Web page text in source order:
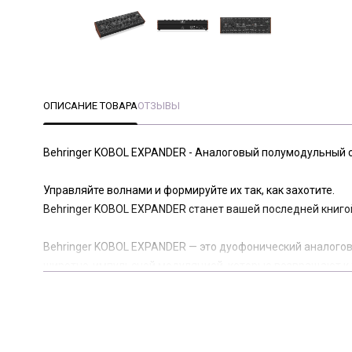
ОПИСАНИЕ ТОВАРАОТЗЫВЫ
Behringer KOBOL EXPANDER - Аналоговый
Управляйте волнами и формируйте их так, как захотите.
Behringer KOBOL EXPANDER станет вашей последней
Behringer KOBOL EXPANDER — это дуофонический
широтно-импульсной модуляцией, которые возвращают